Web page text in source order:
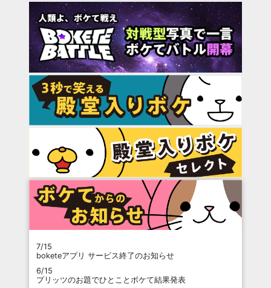
7/15
boketeアプリ サービス終了のお知らせ
6/15
プリッツのお題でひとことボケて結果発表